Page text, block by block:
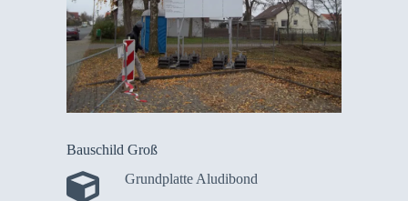
Bauschild Groß
Grundplatte Aludibond